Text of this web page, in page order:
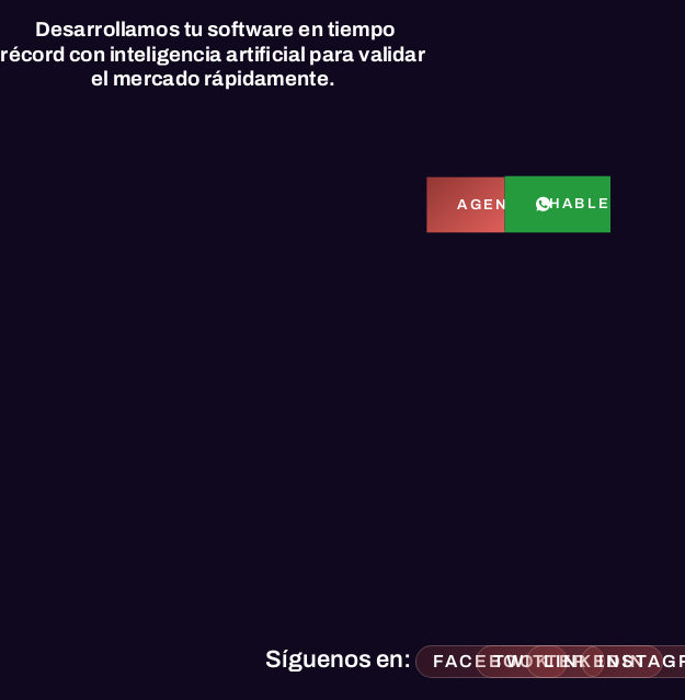
Desarrollamos tu software en tiempo
récord con inteligencia artificial para validar
el mercado rápidamente.
AGENDAR LLAMADA
HABLEMOS
Síguenos en: FACEBOOK
TWITTERLINKEDIN